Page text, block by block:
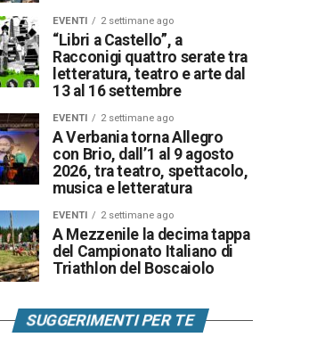
EVENTI 2 settimane ago
“Libri a Castello”, a
Racconigi quattro serate tra
letteratura, teatro e arte dal
13 al 16 settembre
EVENTI 2 settimane ago
A Verbania torna Allegro
con Brio, dall’1 al 9 agosto
2026, tra teatro, spettacolo,
musica e letteratura
EVENTI 2 settimane ago
A Mezzenile la decima tappa
del Campionato Italiano di
Triathlon del Boscaiolo
SUGGERIMENTI PER TE